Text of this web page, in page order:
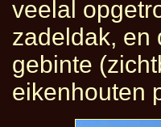
veelal
zadeldak, en
gebinte
eikenhouten